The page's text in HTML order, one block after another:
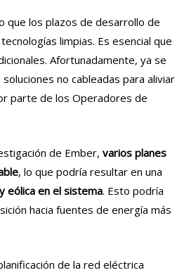
que los plazos de desarrollo de
limpias. Es esencial que
Afortunadamente, ya se
no cableadas para aliviar
parte de los Operadores de
de Ember, varios planes
, lo que podría resultar en una
eólica en el sistema. Esto podría
hacia fuentes de energía más
de la red eléctrica